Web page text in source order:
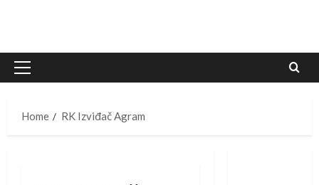
Primary
Home
RK Izviđač Agram